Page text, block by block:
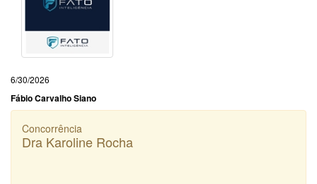
6/30/2026
Fábio Carvalho Siano
Concorrência
Dra Karoline Rocha